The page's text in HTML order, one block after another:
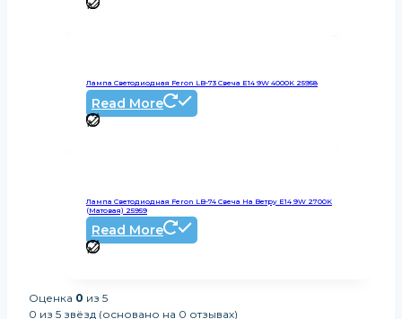
Лампа Светодиодная Feron LB-73 Свеча E14 9W 4000K 25958
Read More
Лампа Светодиодная Feron LB-74 Свеча На Ветру E14 9W 2700K
(Матовая) 25959
Read More
Оценка 0 из 5
0 из 5 звёзд (основано на 0 отзывах)